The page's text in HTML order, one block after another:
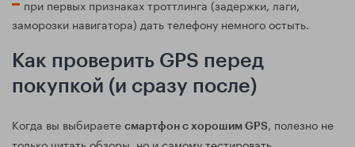
при первых признаках троттлинга (задержки, лаги,
заморозки навигатора) дать телефону немного остыть.
Как проверить GPS перед
покупкой (и сразу после)
Когда вы выбираете смартфон с хорошим GPS, полезно не